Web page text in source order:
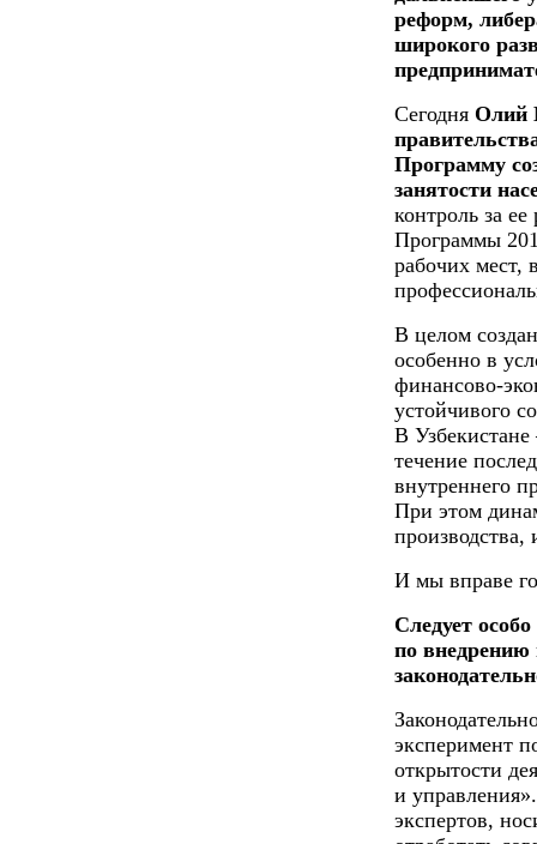
реформ,
широкого
Сегодня Олий
Программу
занятости
контроль за
Программы
рабочих мест,
В целом
особенно в
финансово-
устойчивого
В Узбекистане
течение
внутреннего
При этом
производства,
И мы вправе
Следует
по
эксперимент
открытости
и
экспертов,